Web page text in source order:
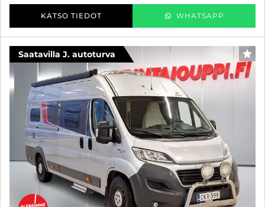
KATSO TIEDOT WHATSAPP
Saatavilla J. autoturva